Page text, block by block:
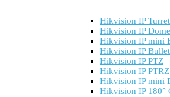
Hikvision IP Turret
Hikvision IP Dome
Hikvision IP mini
Hikvision IP Bullet
Hikvision IP PTZ
Hikvision IP PTRZ
Hikvision IP mini
Hikvision IP 180°